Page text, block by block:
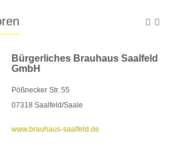
Bürgerliches Brauhaus Saalfeld
GmbH
Pößnecker Str. 55
07318 Saalfeld/Saale
www.brauhaus-saalfeld.de